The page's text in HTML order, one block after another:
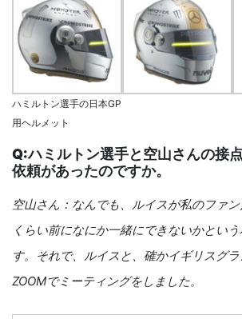
ハミルトン選手の日本GP
用ヘルメット
Q:ハミルトン選手と空山さんの接
依頼があったのですか。
空山さん：なんでも、ルイスが私のファ
くらい前になにか一緒にできないかとい
す。それで、ルイスと、確かイギリスグラ
ZOOMでミーティングをしました。